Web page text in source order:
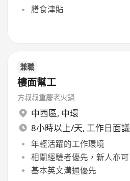
膳食津貼
兼職
樓面幫工
方叔叔重慶老火鍋
中西區, 中環
8小時以上/天, 工作日面議
年輕活躍的工作環境
相關經驗者優先，新人亦可
基本英文溝通優先